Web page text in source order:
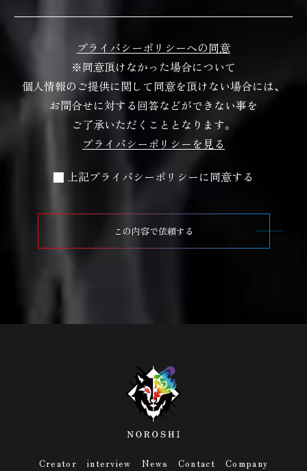
プライバシーポリシーへの同意
※同意頂けなかった場合について
個人情報のご提供に関して同意を頂けない場合には、
お問合せに対する回答などができない事を
ご了承いただくこととなります。
プライバシーポリシーを見る
上記プライバシーポリシーに同意する
この内容で依頼する
Creator interview News Contact Company